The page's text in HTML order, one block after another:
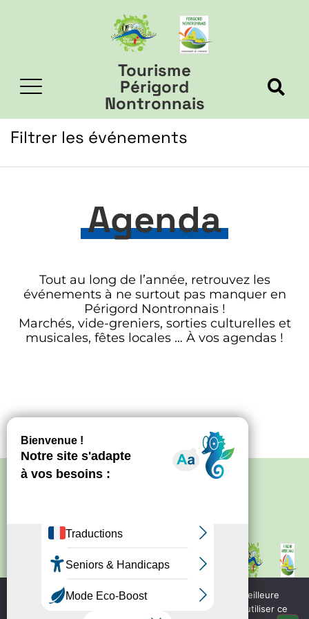
Tourisme
Périgord
Nontronnais
Filtrer les événements
Agenda
Tout au long de l’année, retrouvez les
événements à ne surtout pas manquer en
Périgord Nontronnais !
Marchés, vide-greniers, sorties culturelles et
musicales, fêtes locales … À vos agendas !
Site créé par
Politique de confidentialité
Mentions
touristique de Nontron
Bureau d'information
Nous utilisons des cookies pour vous garantir la meilleure
expérience sur notre site web. Si vous continuez à utiliser ce